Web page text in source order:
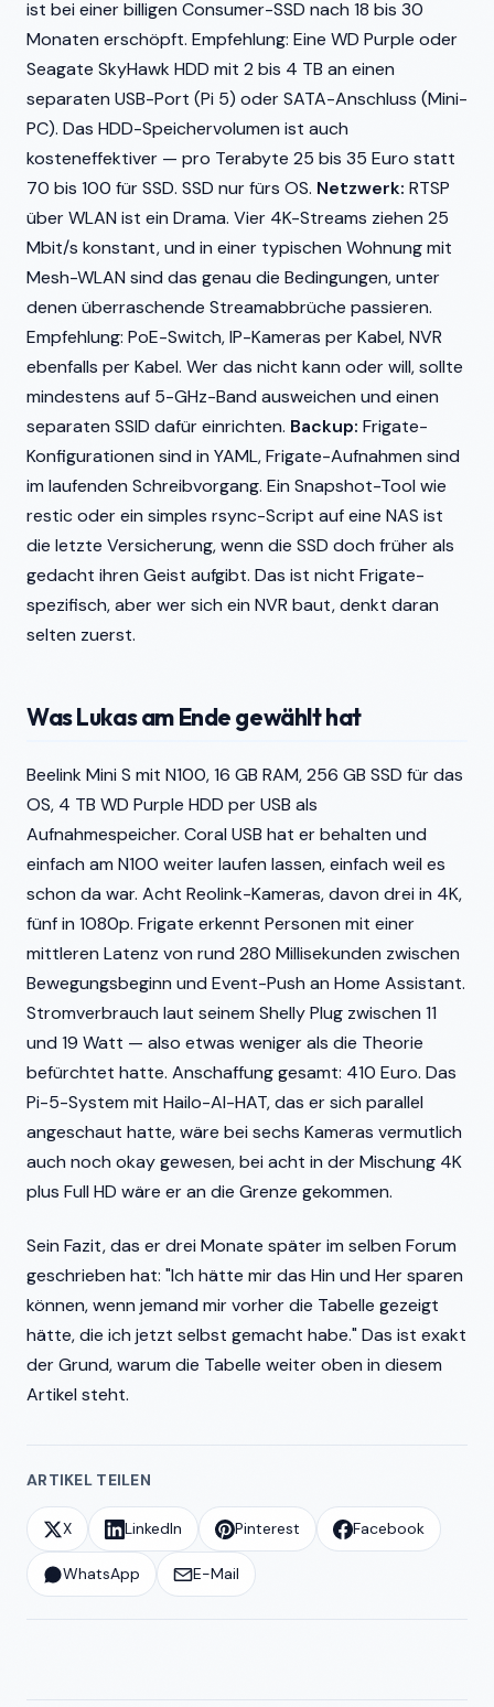
ist bei einer billigen Consumer-SSD nach 18 bis 30
Monaten erschöpft. Empfehlung: Eine WD Purple oder
Seagate SkyHawk HDD mit 2 bis 4 TB an einen
separaten USB-Port (Pi 5) oder SATA-Anschluss (Mini-
PC). Das HDD-Speichervolumen ist auch
kosteneffektiver — pro Terabyte 25 bis 35 Euro statt
70 bis 100 für SSD. SSD nur fürs OS. Netzwerk: RTSP
über WLAN ist ein Drama. Vier 4K-Streams ziehen 25
Mbit/s konstant, und in einer typischen Wohnung mit
Mesh-WLAN sind das genau die Bedingungen, unter
denen überraschende Streamabbrüche passieren.
Empfehlung: PoE-Switch, IP-Kameras per Kabel, NVR
ebenfalls per Kabel. Wer das nicht kann oder will, sollte
mindestens auf 5-GHz-Band ausweichen und einen
separaten SSID dafür einrichten. Backup: Frigate-
Konfigurationen sind in YAML, Frigate-Aufnahmen sind
im laufenden Schreibvorgang. Ein Snapshot-Tool wie
restic oder ein simples rsync-Script auf eine NAS ist
die letzte Versicherung, wenn die SSD doch früher als
gedacht ihren Geist aufgibt. Das ist nicht Frigate-
spezifisch, aber wer sich ein NVR baut, denkt daran
selten zuerst.
Was Lukas am Ende gewählt hat
Beelink Mini S mit N100, 16 GB RAM, 256 GB SSD für das
OS, 4 TB WD Purple HDD per USB als
Aufnahmespeicher. Coral USB hat er behalten und
einfach am N100 weiter laufen lassen, einfach weil es
schon da war. Acht Reolink-Kameras, davon drei in 4K,
fünf in 1080p. Frigate erkennt Personen mit einer
mittleren Latenz von rund 280 Millisekunden zwischen
Bewegungsbeginn und Event-Push an Home Assistant.
Stromverbrauch laut seinem Shelly Plug zwischen 11
und 19 Watt — also etwas weniger als die Theorie
befürchtet hatte. Anschaffung gesamt: 410 Euro. Das
Pi-5-System mit Hailo-AI-HAT, das er sich parallel
angeschaut hatte, wäre bei sechs Kameras vermutlich
auch noch okay gewesen, bei acht in der Mischung 4K
plus Full HD wäre er an die Grenze gekommen.
Sein Fazit, das er drei Monate später im selben Forum
geschrieben hat: "Ich hätte mir das Hin und Her sparen
können, wenn jemand mir vorher die Tabelle gezeigt
hätte, die ich jetzt selbst gemacht habe." Das ist exakt
der Grund, warum die Tabelle weiter oben in diesem
Artikel steht.
ARTIKEL TEILEN
X LinkedIn Pinterest Facebook
WhatsApp E-Mail